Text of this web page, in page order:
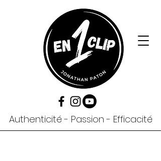
Authenticité - Passion - Efficacité